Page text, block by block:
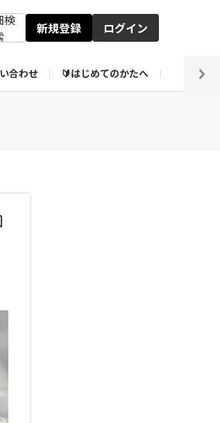
検
新規登録 ログイン
合わせ 🔰はじめてのかたへ 編集